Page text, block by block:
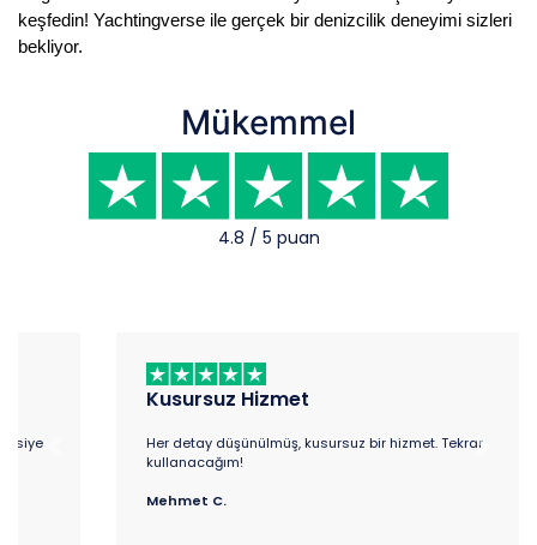
keşfedin! Yachtingverse ile gerçek bir denizcilik deneyimi sizleri
bekliyor.
Mükemmel
4.8 / 5 puan
Kusursuz Hizmet
Her detay düşünülmüş, kusursuz bir hizmet. Tekrar
kullanacağım!